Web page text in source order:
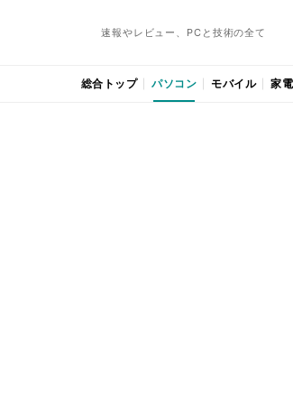
速報やレビュー、PCと技術の全て
総合トップ パソコン モバイル 家電